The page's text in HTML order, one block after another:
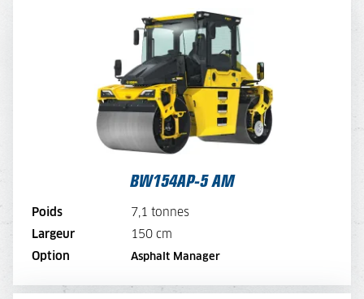
BW154AP-5 AM
Poids
7,1 tonnes
Largeur
150 cm
Option
Asphalt Manager
BW154AP-5 AM
250,-
TARIF SEMAINE
200,-
TARIF MENSUEL
150,-